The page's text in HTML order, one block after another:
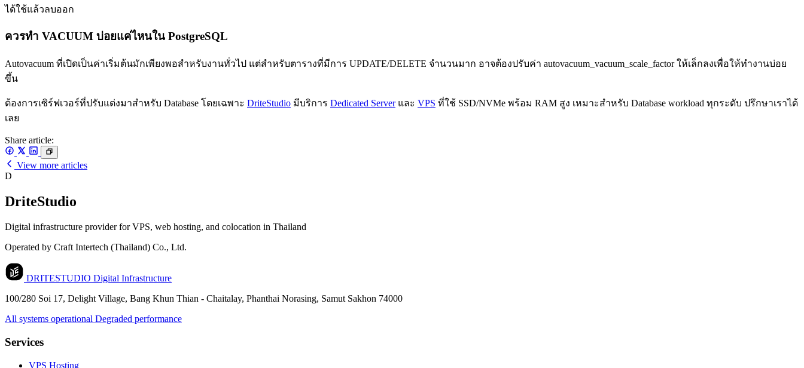
ได้ใช้แล้วลบออก
ควรทำ VACUUM บ่อยแค่ไหนใน PostgreSQL
Autovacuum ที่เปิดเป็นค่าเริ่มต้นมักเพียงพอสำหรับงานทั่วไป แต่สำหรับตารางที่มีการ UPDATE/DELETE จำนวนมาก อาจต้องปรับค่า autovacuum_vacuum_scale_factor ให้เล็กลงเพื่อให้ทำงานบ่อย
ขึ้น
ต้องการเซิร์ฟเวอร์ที่ปรับแต่งมาสำหรับ Database โดยเฉพาะ DriteStudio มีบริการ Dedicated Serverและ VPS ที่ใช้ SSD/NVMe พร้อม RAM สูง เหมาะสำหรับ Database workload ทุกระดับ ปรึกษาเราได้
เลย
Share article:
View more articles
D
DriteStudio
Digital infrastructure provider for VPS, web hosting, and colocation in Thailand
Operated by Craft Intertech (Thailand) Co., Ltd.
DRITESTUDIO Digital Infrastructure
100/280 Soi 17, Delight Village, Bang Khun Thian - Chaitalay, Phanthai Norasing, Samut Sakhon 74000
All systems operational Degraded performance
Services
VPS Hosting